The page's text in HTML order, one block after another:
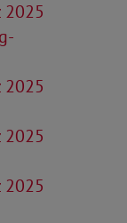
2025
2025
2025
2025